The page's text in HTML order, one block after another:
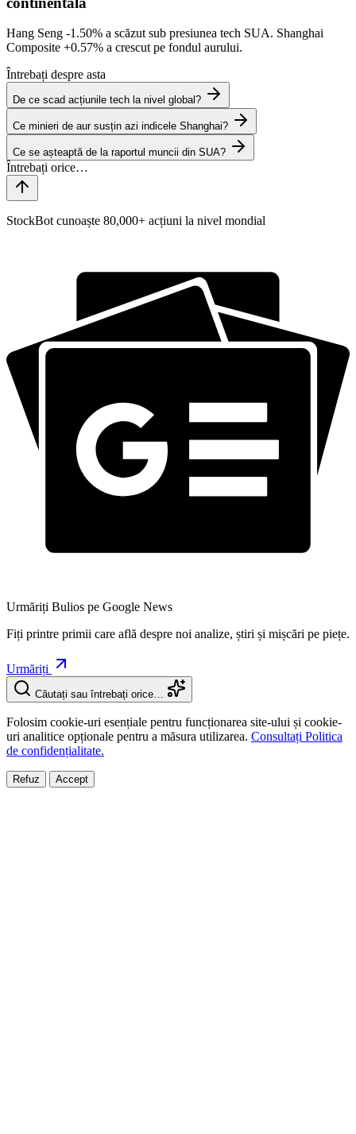
Hang Seng -1.50% a scăzut sub presiunea tech SUA. Shanghai
Composite +0.57% a crescut pe fondul aurului.
Întrebați despre asta
De ce scad acțiunile tech la nivel global?
Ce minieri de aur susțin azi indicele Shanghai?
Ce se așteaptă de la raportul muncii din SUA?
StockBot cunoaște 80,000+ acțiuni la nivel mondial
Urmăriți Bulios pe Google News
Fiți printre primii care află despre noi analize, știri și mișcări pe piețe.
Urmăriți
Căutați sau întrebați orice…
Folosim cookie-uri esențiale pentru funcționarea site-ului și cookie-
uri analitice opționale pentru a măsura utilizarea. Consultați Politica
de confidențialitate.
Refuz Accept